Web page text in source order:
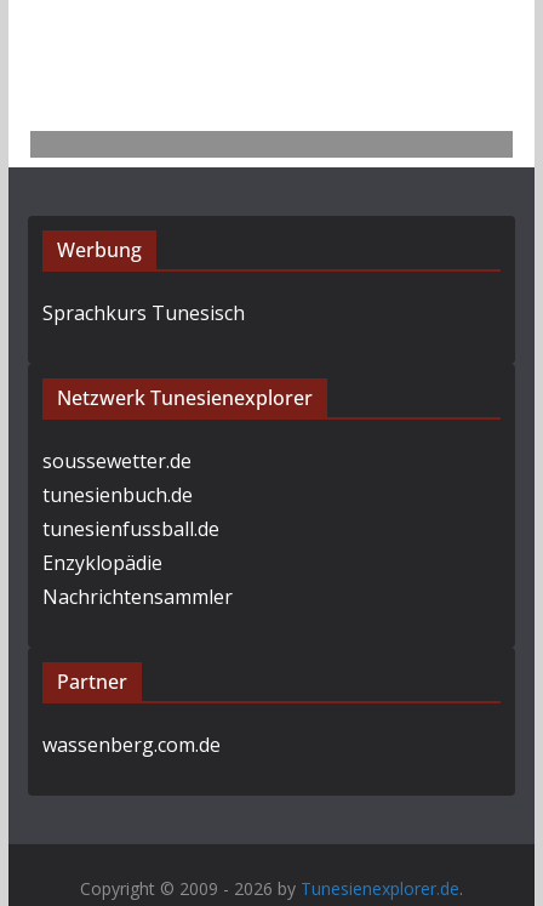
Werbung
Sprachkurs Tunesisch
Netzwerk Tunesienexplorer
soussewetter.de
tunesienbuch.de
tunesienfussball.de
Enzyklopädie
Nachrichtensammler
Partner
wassenberg.com.de
Copyright © 2009 - 2026 by Tunesienexplorer.de.